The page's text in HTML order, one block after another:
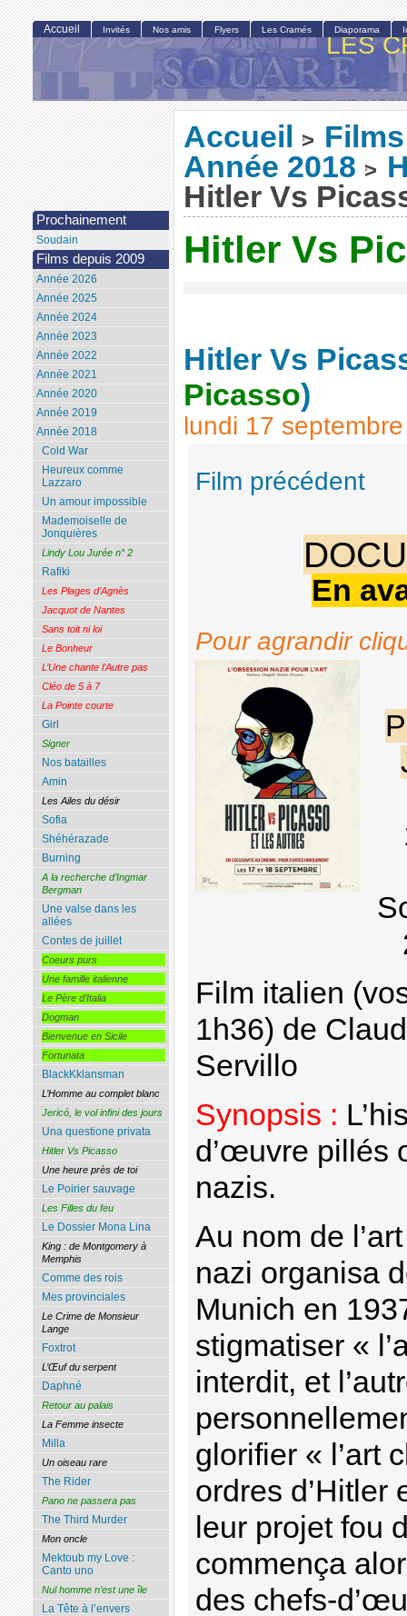
LES
Accueil >
Année 2018 >
Hitler Vs
Hitler Vs
Hitler Vs
Picasso)
lundi 17
Film précédent
En
Pour agrandir
Film italien
1h36) de
Servillo
Synopsis :
d’œuvre pillés
nazis.
Au nom de
nazi organisa
Munich en
stigmatiser «
interdit, et
glorifier « l’art
ordres d’Hitler
leur projet fou
commença
des chefs-
Accueil Invités Nos amis Flyers Les Cramés Diaporama
Prochainement
Soudain
Films depuis 2009
Année 2026
Année 2025
Année 2024
Année 2023
Année 2022
Année 2021
Année 2020
Année 2019
Année 2018
Cold War
Heureux comme
Lazzaro
Un amour impossible
Mademoiselle de
Jonquières
Lindy Lou Jurée n° 2
Rafiki
Les Plages d’Agnès
Jacquot de Nantes
Sans toit ni loi
Le Bonheur
L’Une chante l’Autre pas
Cléo de 5 à 7
La Pointe courte
Girl
Signer
Nos batailles
Amin
Les Ailes du désir
Sofia
Shéhérazade
Burning
A la recherche d’Ingmar
Bergman
Une valse dans les
allées
Contes de juillet
Coeurs purs
Une famille italienne
Le Père d’Italia
Dogman
Bienvenue en Sicile
Fortunata
BlackKklansman
L’Homme au complet blanc
Jericó, le vol infini des jours
Una questione privata
Hitler Vs Picasso
Une heure près de toi
Le Poirier sauvage
Les Filles du feu
Le Dossier Mona Lina
King : de Montgomery à
Memphis
Comme des rois
Mes provinciales
Le Crime de Monsieur
Lange
Foxtrot
L’Œuf du serpent
Daphné
Retour au palais
La Femme insecte
Milla
Un oiseau rare
The Rider
Pano ne passera pas
The Third Murder
Mon oncle
Mektoub my Love :
Canto uno
Nul homme n’est une île
La Tête à l’envers